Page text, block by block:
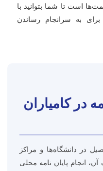
است تا شما بتوانید با
به سرانجام رساندن
در کامیاران
در دانشگاه‌ها و مراکز
انجام پایان نامه محلی